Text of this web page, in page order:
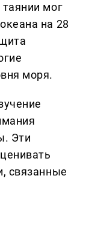
мог
на 28
моря.
Эти
связанные